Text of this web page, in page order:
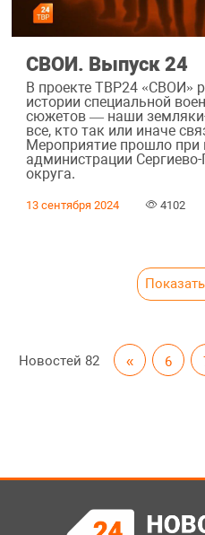
СВОИ. Выпуск 24
В проекте ТВР24 «СВОИ»
истории специальной
сюжетов — наши
все, кто так или иначе
Мероприятие прошло при
администрации
округа.
13 сентября 2024 4102
Новостей 82 « 6